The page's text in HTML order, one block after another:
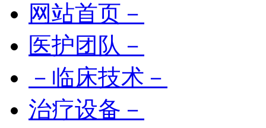
网站首页－
医护团队－
－临床技术－
治疗设备－